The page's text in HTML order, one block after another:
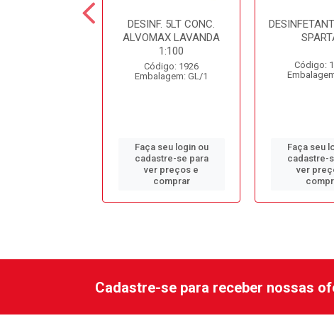
DESINF. 5LT CONC.
ALVOMAX LAVANDA
1:100
Código: 1926
Embalagem: GL/1
Faça seu login ou
cadastre-se para
ver preços e
comprar
Código:
Faça seu
cadastre-
ver
Cadastre-se para receber nossas